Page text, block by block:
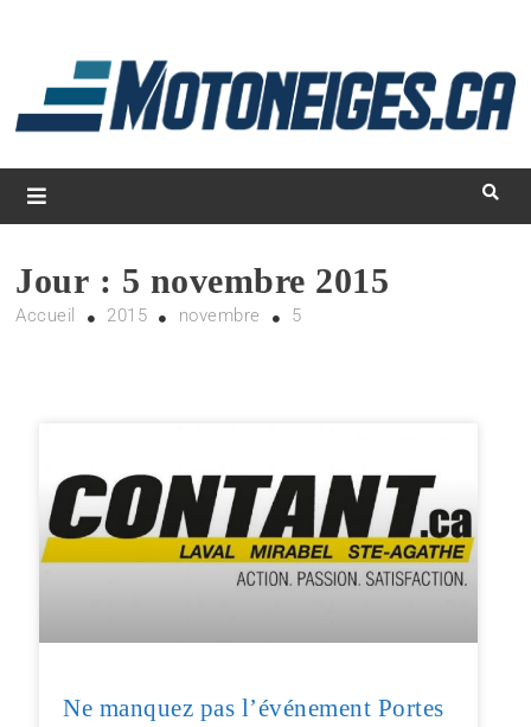
Magazine Motoneiges.ca
Jour : 5 novembre 2015
Accueil 2015 novembre 5
Ne manquez pas l’événement Portes